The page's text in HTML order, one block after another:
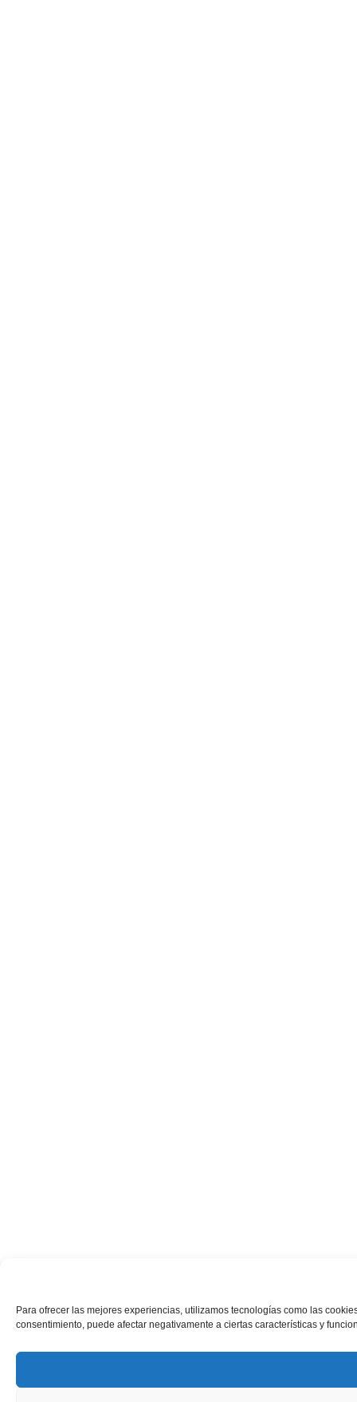
Para ofrecer las mejores experiencias, utilizamos tecnologías como las
consentimiento, puede afectar negativamente a ciertas características y